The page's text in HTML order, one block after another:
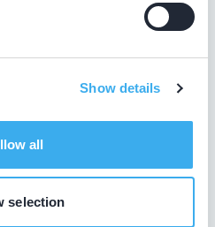
Show details
all
selection
ziet u op een kaart van
tandheelkundigen hun
die manier zijn ze op de
technieken.